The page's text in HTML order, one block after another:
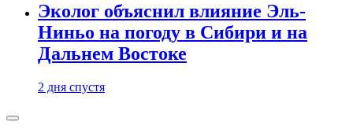
Эколог объяснил влияние Эль-
Ниньо на погоду в Сибири и на
Дальнем Востоке
2 дня спустя